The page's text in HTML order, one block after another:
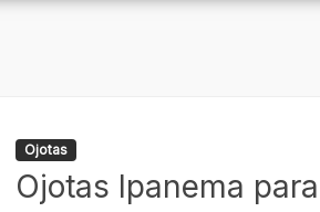
Ojotas
Ojotas Ipanema